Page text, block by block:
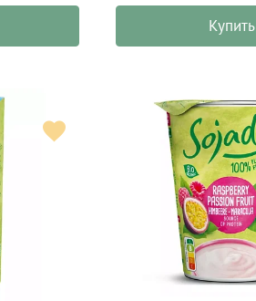
Купить